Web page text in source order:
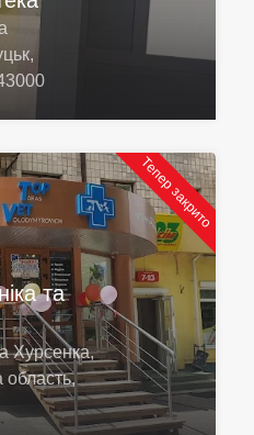
Тепер закрито
та
Хурсенка,
область,